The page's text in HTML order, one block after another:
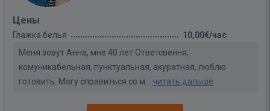
Цены
Глажка белья
10,00€/час
Меня зовут Анна, мне 40 лет.Ответсвення,
комуникабельная, пунктуальная, акуратная, люблю
готовить. Могу справиться со м... читать дальше